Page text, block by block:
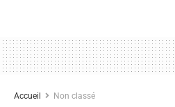
Accueil Non classé